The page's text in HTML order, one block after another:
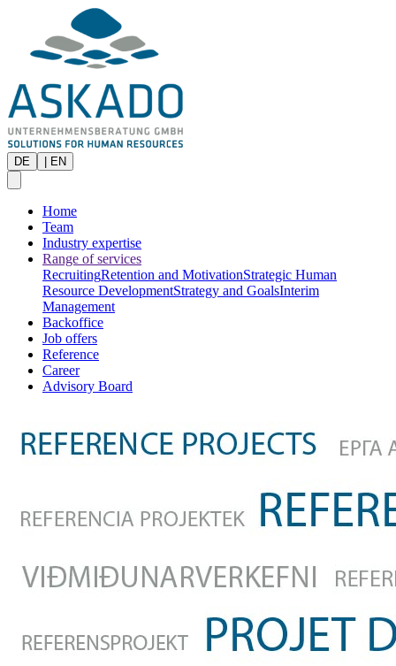
DE EN
Home
Team
Industry expertise
Range of services
RecruitingRetention and MotivationStrategic Human
Resource DevelopmentStrategy and GoalsInterim
Management
Backoffice
Job offers
Reference
Career
Advisory Board